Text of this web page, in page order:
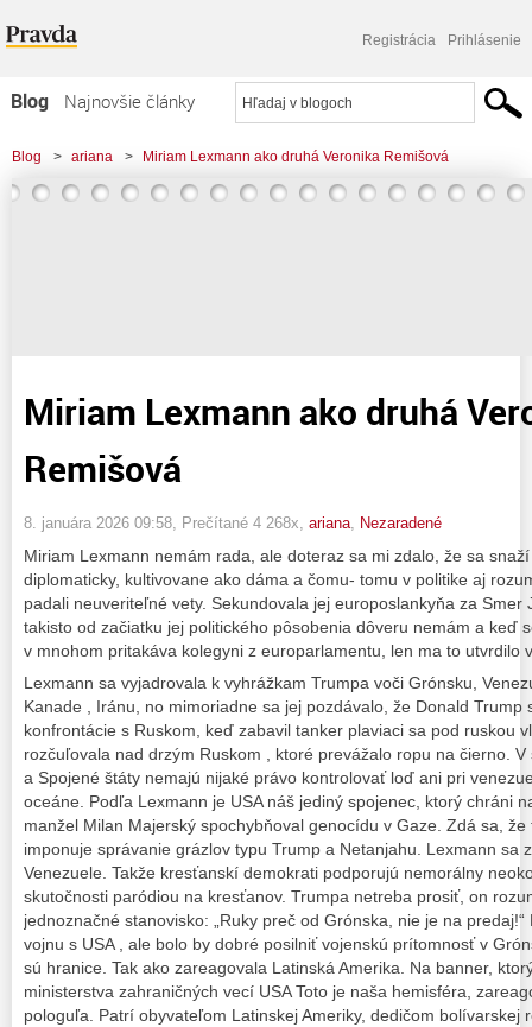
Registrácia Prihlásenie
Blog
Najnovšie články
Najčítanejšie články
Najkomentovanejšie články
Blog > ariana > Miriam Lexmann ako druhá Veronika Remišová
Miriam Lexmann ako druhá
Remišová
8. januára 2026 09:58 , Prečítané 4 268x, ariana Nezaradené
Miriam Lexmann nemám rada, ale doteraz sa mi zdalo, že sa
diplomaticky, kultivovane ako dáma a čomu- tomu v politike aj
padali neuveriteľné vety. Sekundovala jej europoslankyňa za Smer
takisto od začiatku jej politického pôsobenia dôveru nemám a keď
v mnohom pritakáva kolegyni z europarlamentu, len ma to utvrdilo
Lexmann sa vyjadrovala k vyhrážkam Trumpa voči Grónsku,
Kanade , Iránu, no mimoriadne sa jej pozdávalo, že Donald
konfrontácie s Ruskom, keď zabavil tanker plaviaci sa pod ruskou
rozčuľovala nad drzým Ruskom , ktoré prevážalo ropu na čierno.
a Spojené štáty nemajú nijaké právo kontrolovať loď ani pri
oceáne. Podľa Lexmann je USA náš jediný spojenec, ktorý chráni
manžel Milan Majerský spochybňoval genocídu v Gaze. Zdá sa,
imponuje správanie grázlov typu Trump a Netanjahu. Lexmann sa
Venezuele. Takže kresťanskí demokrati podporujú nemorálny
skutočnosti paródiou na kresťanov. Trumpa netreba prosiť, on
jednoznačné stanovisko: „Ruky preč od Grónska, nie je na
vojnu s USA , ale bolo by dobré posilniť vojenskú prítomnosť v
sú hranice. Tak ako zareagovala Latinská Amerika. Na banner,
ministerstva zahraničných vecí USA Toto je naša hemisféra,
pologuľa. Patrí obyvateľom Latinskej Ameriky, dedičom bolívarskej